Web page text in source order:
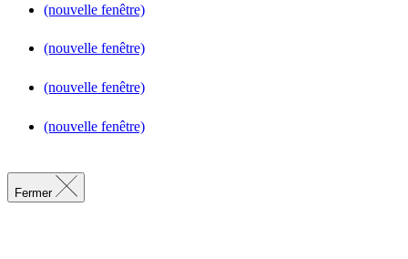
(nouvelle fenêtre)
(nouvelle fenêtre)
(nouvelle fenêtre)
(nouvelle fenêtre)
Fermer